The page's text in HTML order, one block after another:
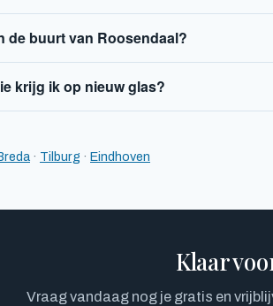
de buurt van Roosendaal?
krijg ik op nieuw glas?
· Tilburg · Eindhoven
Klaar
Vraag vandaag nog je gratis en